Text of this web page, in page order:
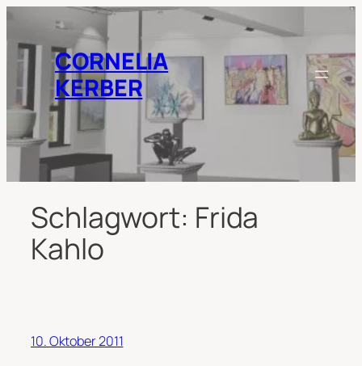
springenCORNELIA
KERBER
Schlagwort: Frida
Kahlo
10. Oktober 2011